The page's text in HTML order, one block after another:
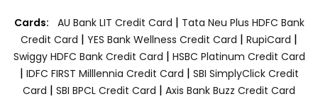
Cards: AU Bank LIT Credit Card | Tata Neu Plus HDFC Bank
Credit Card | YES Bank Wellness Credit Card | RupiCard |
Swiggy HDFC Bank Credit Card | HSBC Platinum Credit Card
| IDFC FIRST Milllennia Credit Card | SBI SimplyClick Credit
Card | SBI BPCL Credit Card | Axis Bank Buzz Credit Card